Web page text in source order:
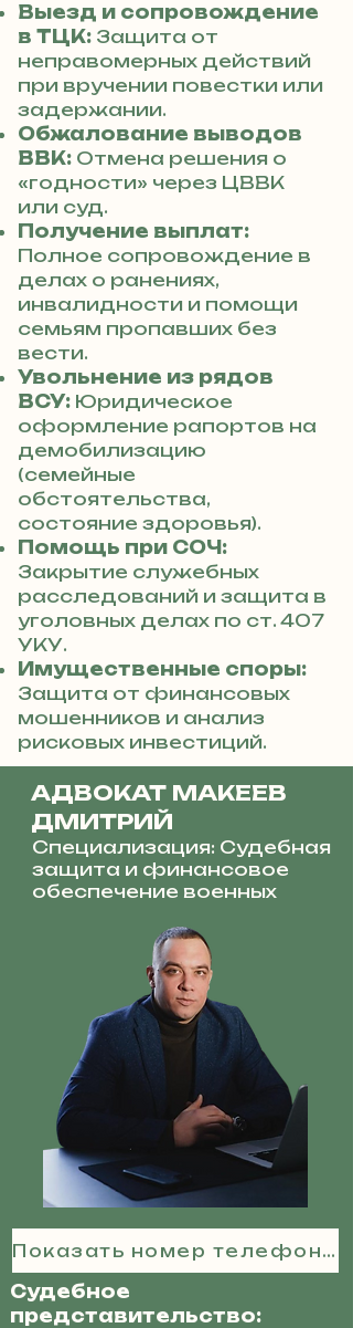
Выезд и сопровождение
в ТЦК: Защита от
неправомерных действий
при вручении повестки или
задержании.
Обжалование выводов
ВВК: Отмена решения о
«годности» через ЦВВК
или суд.
Получение выплат:
Полное сопровождение в
делах о ранениях,
инвалидности и помощи
семьям пропавших без
вести.
Увольнение из рядов
ВСУ: Юридическое
оформление рапортов на
демобилизацию
(семейные
обстоятельства,
состояние здоровья).
Помощь при СОЧ:
Закрытие служебных
расследований и защита в
уголовных делах по ст. 407
УКУ.
Имущественные споры:
Защита от финансовых
мошенников и анализ
рисковых инвестиций.
АДВОКАТ МАКЕЕВ
ДМИТРИЙ
Специализация: Судебная
защита и финансовое
обеспечение военных
Показать номер телефона
Судебное
представительство: